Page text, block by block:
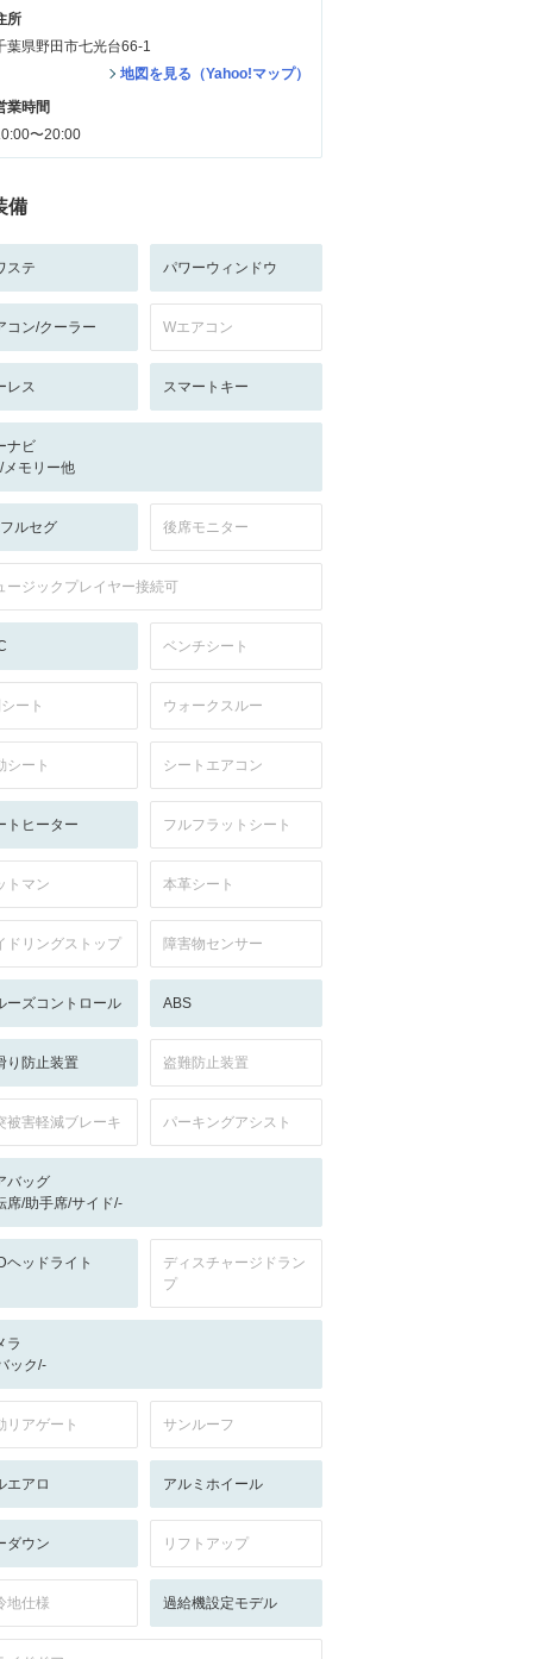
所
葉県野田市七光台66-1
地図を見る（Yahoo!マップ）
業時間
〜20:00
備
ステ パワーウィンドウ
コン/クーラー Wエアコン
レス スマートキー
ナビ
メモリー他
ルセグ 後席モニター
ージックプレイヤー接続可
ベンチシート
ート ウォークスルー
シート シートエアコン
トヒーター フルフラットシート
トマン 本革シート
ドリングストップ 障害物センサー
ーズコントロール ABS
り防止装置 盗難防止装置
被害軽減ブレーキ パーキングアシスト
バッグ
席/助手席/サイド/-
ヘッドライト
ディスチャージドラン
プ
ラ
ック/-
リアゲート サンルーフ
エアロ アルミホイール
ダウン リフトアップ
地仕様 過給機設定モデル